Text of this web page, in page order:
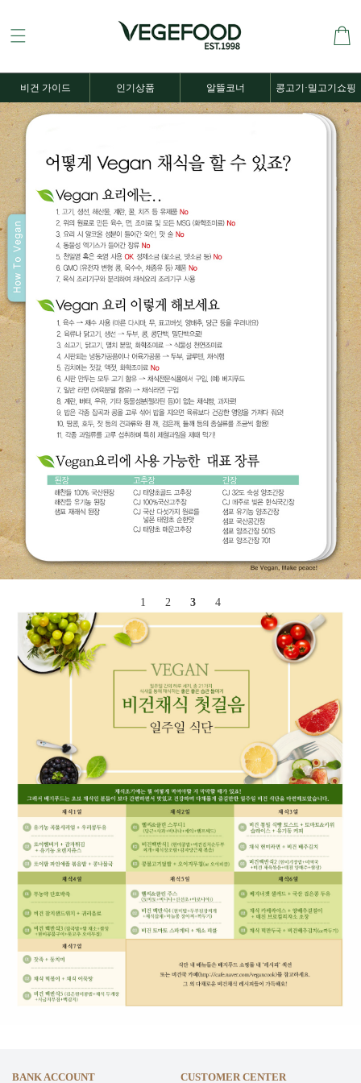
비건 가이드 인기상품 알뜰코너 콩고기·밀고기쇼핑
1 2 3 4
BANK ACCOUNT CUSTOMER CENTER